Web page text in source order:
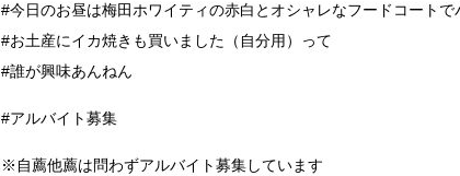
#今日のお昼は梅田ホワイティの赤白とオシャレなフードコートで
#お土産にイカ焼きも買いました（自分用）って
#誰が興味あんねん
#アルバイト募集
※自薦他薦は問わずアルバイト募集しています